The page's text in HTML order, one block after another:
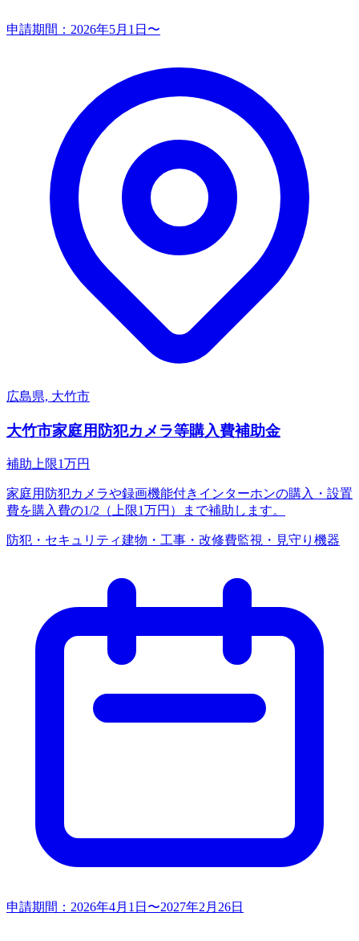
申請期間： 2026年5月1日〜
広島県, 大竹市
大竹市家庭用防犯カメラ等購入費補助金
補助上限1万円
家庭用防犯カメラや録画機能付きインターホンの購入・設置
費を購入費の1/2（上限1万円）まで補助します。
防犯・セキュリティ建物・工事・改修費監視・見守り機器
申請期間： 2026年4月1日〜2027年2月26日